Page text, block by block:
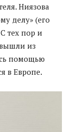
Ниязова
делу» (его
тех пор и
из
помощью
в Европе.